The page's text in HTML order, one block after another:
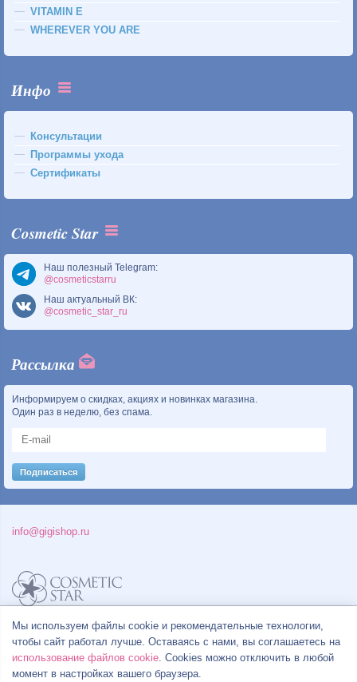
VITAMIN E
WHEREVER YOU ARE
Инфо
Консультации
Программы ухода
Сертификаты
Cosmetic Star
Наш полезный Telegram:
@cosmeticstarru
Наш актуальный ВК:
@cosmetic_star_ru
Рассылка
Информируем о скидках, акциях и новинках магазина.
Один раз в неделю, без спама.
Политика конфиденциальности
Правила продажи товаров
Согласие на обработку персональных данных
info@gigishop.ru
Мы используем файлы cookie и рекомендательные технологии,
чтобы сайт работал лучше. Оставаясь с нами, вы соглашаетесь на
использование файлов cookie. Cookies можно отключить в любой
момент в настройках вашего браузера.